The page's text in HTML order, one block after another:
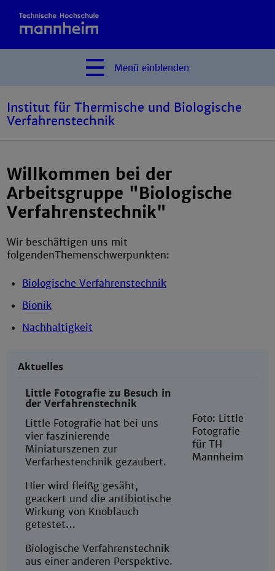
Menü einblenden
Institut für Thermische und Biologische
Verfahrenstechnik
Willkommen bei der
Arbeitsgruppe "Biologische
Verfahrenstechnik"
Wir beschäftigen uns mit
folgendenThemenschwerpunkten:
Biologische Verfahrenstechnik
Bionik
Nachhaltigkeit
Aktuelles
Little Fotografie zu Besuch in
der Verfahrenstechnik
Little Fotografie hat bei uns
vier faszinierende
Miniaturszenen zur
Verfarhestenchnik gezaubert.
Hier wird fleißg gesäht,
geackert und die antibiotische
Wirkung von Knoblauch
getestet…
Biologische Verfahrenstechnik
aus einer anderen Perspektive.
Foto: Little
Fotografie
für TH
Mannheim